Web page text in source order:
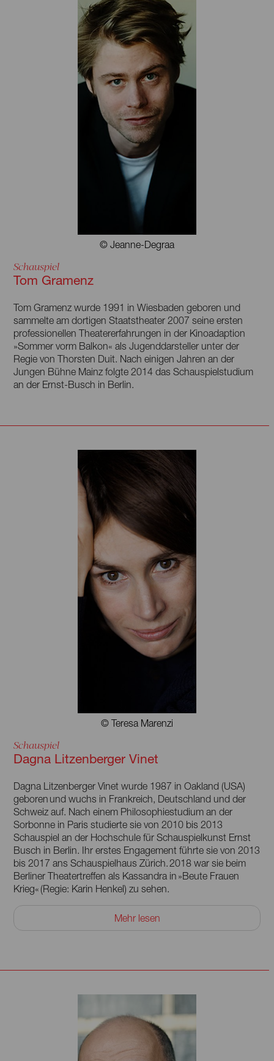
zusätzlich an der Hochschule für Musik und Theater
Hamburg im Bereich Kulturmanagement. Seitdem arbeitet
sie auch als Produktionsleiterin und Produzentin u. a. mit
Fabian Hinrichs für das Festival Foreign Affairs und
Nordwind Festival, mit den Choreograf:innen Simone
Aughterlony, Kat Válastur und Ligia Lewis und seit 2015
mit dem Theaterkollektiv machina eX.
© Jeanne-Degraa
Schauspiel
Tom Gramenz
Tom Gramenz wurde 1991 in Wiesbaden geboren und
sammelte am dortigen Staatstheater 2007 seine ersten
professionellen Theatererfahrungen in der Kinoadaption
»Sommer vorm Balkon« als Jugenddarsteller unter der
Regie von Thorsten Duit. Nach einigen Jahren an der
Jungen Bühne Mainz folgte 2014 das Schauspielstudium
an der Ernst-Busch in Berlin.
© Teresa Marenzi
Schauspiel
Dagna Litzenberger Vinet
Dagna Litzenberger Vinet wurde 1987 in Oakland (USA)
geboren und wuchs in Frankreich, Deutschland und der
Schweiz auf. Nach einem Philosophiestudium an der
Sorbonne in Paris studierte sie von 2010 bis 2013
Schauspiel an der Hochschule für Schauspielkunst Ernst
Busch in Berlin. Ihr erstes Engagement führte sie von 2013
bis 2017 ans Schauspielhaus Zürich. 2018 war sie beim
Berliner Theatertreffen als Kassandra in »Beute Frauen
Krieg« (Regie: Karin Henkel) zu sehen.
Anschließend arbeitete sie frei, und spielte u. a. auf den
Bühnen des Maxim Gorki Theaters, des Luzerner Theaters
Vinet auch regelmäßig in diversen Film- und
Mehr lesen